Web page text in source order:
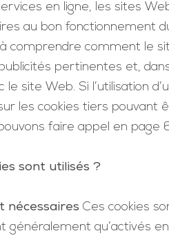
en ligne, les sites
au bon fonctionnement
comprendre comment le
pertinentes et,
site Web. Si l’utilisation
les cookies tiers
faire appel en page
sont utilisés ?
nécessaires Ces cookies
généralement qu’activés